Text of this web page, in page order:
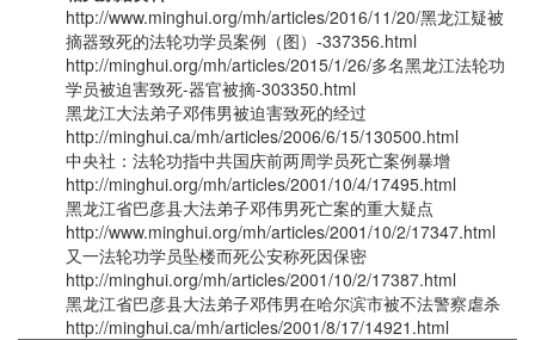
http://www.minghui.org/mh/articles/2016/11/20/黑龙江疑被
摘器致死的法轮功学员案例（图）-337356.html
http://minghui.org/mh/articles/2015/1/26/多名黑龙江法轮功
学员被迫害致死-器官被摘-303350.html
黑龙江大法弟子邓伟男被迫害致死的经过
http://minghui.ca/mh/articles/2006/6/15/130500.html
中央社：法轮功指中共国庆前两周学员死亡案例暴增
http://minghui.org/mh/articles/2001/10/4/17495.html
黑龙江省巴彦县大法弟子邓伟男死亡案的重大疑点
http://www.minghui.org/mh/articles/2001/10/2/17347.html
又一法轮功学员坠楼而死公安称死因保密
http://minghui.org/mh/articles/2001/10/2/17387.html
黑龙江省巴彦县大法弟子邓伟男在哈尔滨市被不法警察虐杀
http://minghui.ca/mh/articles/2001/8/17/14921.html